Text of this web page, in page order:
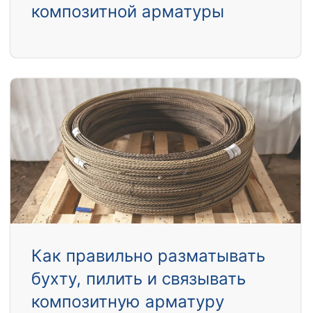
композитной арматуры
Как правильно разматывать
бухту, пилить и связывать
композитную арматуру